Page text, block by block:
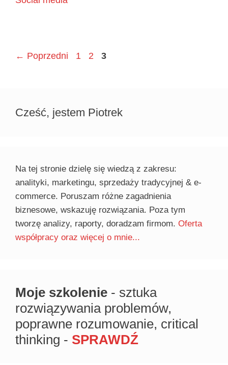
← Poprzedni Page
1 Page
2 Page
3
Cześć, jestem Piotrek
Na tej stronie dzielę się wiedzą z zakresu:
analityki, marketingu, sprzedaży tradycyjnej & e-
commerce. Poruszam różne zagadnienia
biznesowe, wskazuję rozwiązania. Poza tym
tworzę analizy, raporty, doradzam firmom. Oferta
współpracy oraz więcej o mnie...
Moje szkolenie - sztuka
rozwiązywania problemów,
poprawne rozumowanie, critical
thinking - SPRAWDŹ